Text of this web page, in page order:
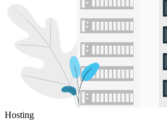
Hosting